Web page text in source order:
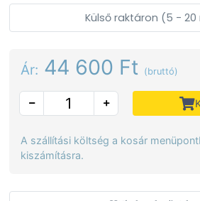
Külső raktáron (5 - 20
Ár: 44 600 Ft (bruttó)
A szállítási költség a kosár
kiszámításra.